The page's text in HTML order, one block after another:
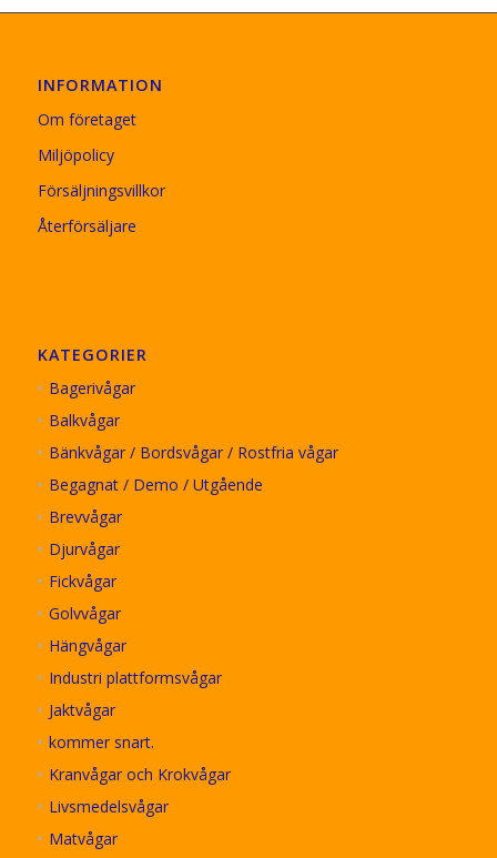
INFORMATION
Om företaget
Miljöpolicy
Försäljningsvillkor
Återförsäljare
KATEGORIER
Bagerivågar
Balkvågar
Bänkvågar / Bordsvågar / Rostfria vågar
Begagnat / Demo / Utgående
Brevvågar
Djurvågar
Fickvågar
Golvvågar
Hängvågar
Industri plattformsvågar
Jaktvågar
kommer snart.
Kranvågar och Krokvågar
Livsmedelsvågar
Matvågar